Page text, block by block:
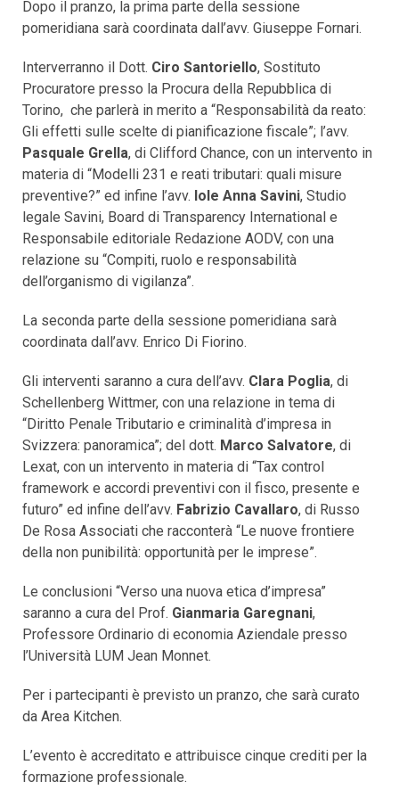
Dopo il pranzo, la prima parte della sessione
pomeridiana sarà coordinata dall’avv. Giuseppe Fornari.
Interverranno il Dott. Ciro Santoriello, Sostituto
Procuratore presso la Procura della Repubblica di
Torino, che parlerà in merito a “Responsabilità da reato:
Gli effetti sulle scelte di pianificazione fiscale”; l’avv.
Pasquale Grella, di Clifford Chance, con un intervento in
materia di “Modelli 231 e reati tributari: quali misure
preventive?” ed infine l’avv. Iole Anna Savini, Studio
legale Savini, Board di Transparency International e
Responsabile editoriale Redazione AODV, con una
relazione su “Compiti, ruolo e responsabilità
dell’organismo di vigilanza”.
La seconda parte della sessione pomeridiana sarà
coordinata dall’avv. Enrico Di Fiorino.
Gli interventi saranno a cura dell’avv. Clara Poglia, di
Schellenberg Wittmer, con una relazione in tema di
“Diritto Penale Tributario e criminalità d’impresa in
Svizzera: panoramica”; del dott. Marco Salvatore, di
Lexat, con un intervento in materia di “Tax control
framework e accordi preventivi con il fisco, presente e
futuro” ed infine dell’avv. Fabrizio Cavallaro, di Russo
De Rosa Associati che racconterà “Le nuove frontiere
della non punibilità: opportunità per le imprese”.
Le conclusioni “Verso una nuova etica d’impresa”
saranno a cura del Prof. Gianmaria Garegnani,
Professore Ordinario di economia Aziendale presso
l’Università LUM Jean Monnet.
Per i partecipanti è previsto un pranzo, che sarà curato
da Area Kitchen.
L’evento è accreditato e attribuisce cinque crediti per la
formazione professionale.